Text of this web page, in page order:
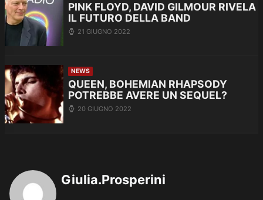
PINK FLOYD, DAVID GILMOUR RIVELA
IL FUTURO DELLA BAND
21 GIUGNO 2022
NEWS
QUEEN, BOHEMIAN RHAPSODY
POTREBBE AVERE UN SEQUEL?
20 GIUGNO 2022
Giulia.Prosperini